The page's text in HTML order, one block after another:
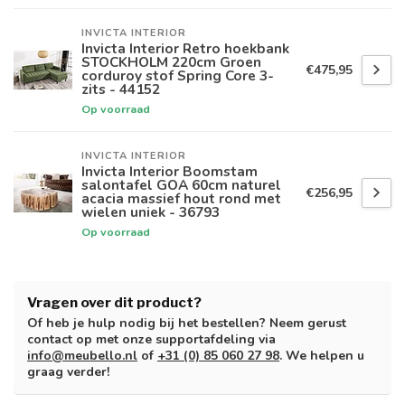
INVICTA INTERIOR
Invicta Interior Retro hoekbank
STOCKHOLM 220cm Groen
corduroy stof Spring Core 3-
zits - 44152
Op voorraad
€475,95
INVICTA INTERIOR
Invicta Interior Boomstam
salontafel GOA 60cm naturel
acacia massief hout rond met
wielen uniek - 36793
Op voorraad
€256,95
Vragen over dit product?
Of heb je hulp nodig bij het bestellen? Neem gerust
contact op met onze supportafdeling via
info@meubello.nl of +31 (0) 85 060 27 98. We helpen u
graag verder!